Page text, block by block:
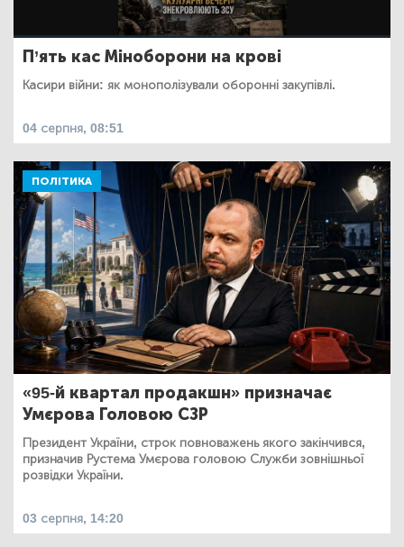
П’ять кас Міноборони на крові
Касири війни: як монополізували оборонні закупівлі.
04 серпня, 08:51
ПОЛІТИКА
«95-й квартал продакшн» призначає
Умєрова Головою СЗР
Президент України, строк повноважень якого закінчився,
призначив Рустема Умєрова головою Служби зовнішньої
розвідки України.
03 серпня, 14:20